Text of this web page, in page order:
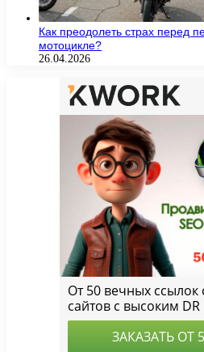
Как преодолеть страх перед
мотоцикле?
26.04.2026